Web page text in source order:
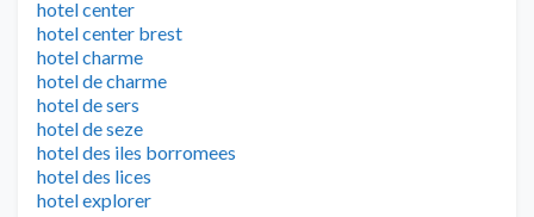
hotel center
hotel center brest
hotel charme
hotel de charme
hotel de sers
hotel de seze
hotel des iles borromees
hotel des lices
hotel explorer